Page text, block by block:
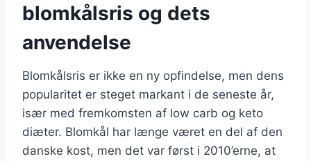
blomkålsris og dets
anvendelse
Blomkålsris er ikke en ny opfindelse, men dens
popularitet er steget markant i de seneste år,
især med fremkomsten af low carb og keto
diæter. Blomkål har længe været en del af den
danske kost, men det var først i 2010’erne, at